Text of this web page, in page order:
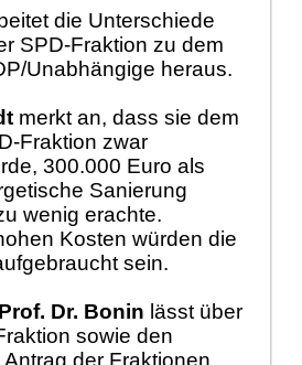
die Unterschiede
SPD-Fraktion zu dem
Unabhängige heraus.
merkt an, dass sie dem
Fraktion zwar
300.000 Euro als
Sanierung
wenig erachte.
Kosten würden die
sein.
Dr. Bonin lässt über
sowie den
der Fraktionen